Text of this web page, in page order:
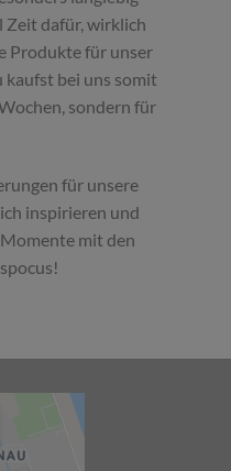
Zeit dafür, wirklich
Produkte für unser
kaufst bei uns somit
sondern für
für unsere
inspirieren und
mit den